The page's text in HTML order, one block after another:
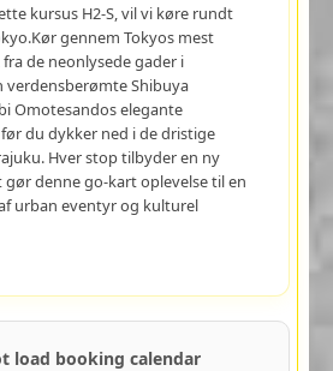
kursus H2-S, vil vi køre rundt
gennem Tokyos mest
de neonlysede gader i
verdensberømte Shibuya
Omotesandos elegante
du dykker ned i de dristige
Hver stop tilbyder en ny
denne go-kart oplevelse til en
urban eventyr og kulturel
load booking calendar